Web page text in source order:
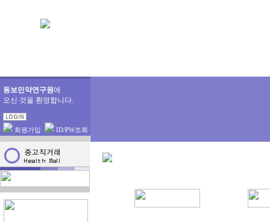
동보민약연구원에
오신 것을 환영합니다.
회원가입 ID/PW조회